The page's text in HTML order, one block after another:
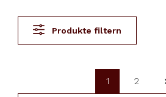
Produkte filtern
Seite
1
Seite
2